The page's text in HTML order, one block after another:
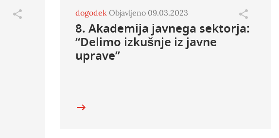
dogodek Objavljeno 09.03.2023
8. Akademija javnega sektorja:
“Delimo izkušnje iz javne
uprave”